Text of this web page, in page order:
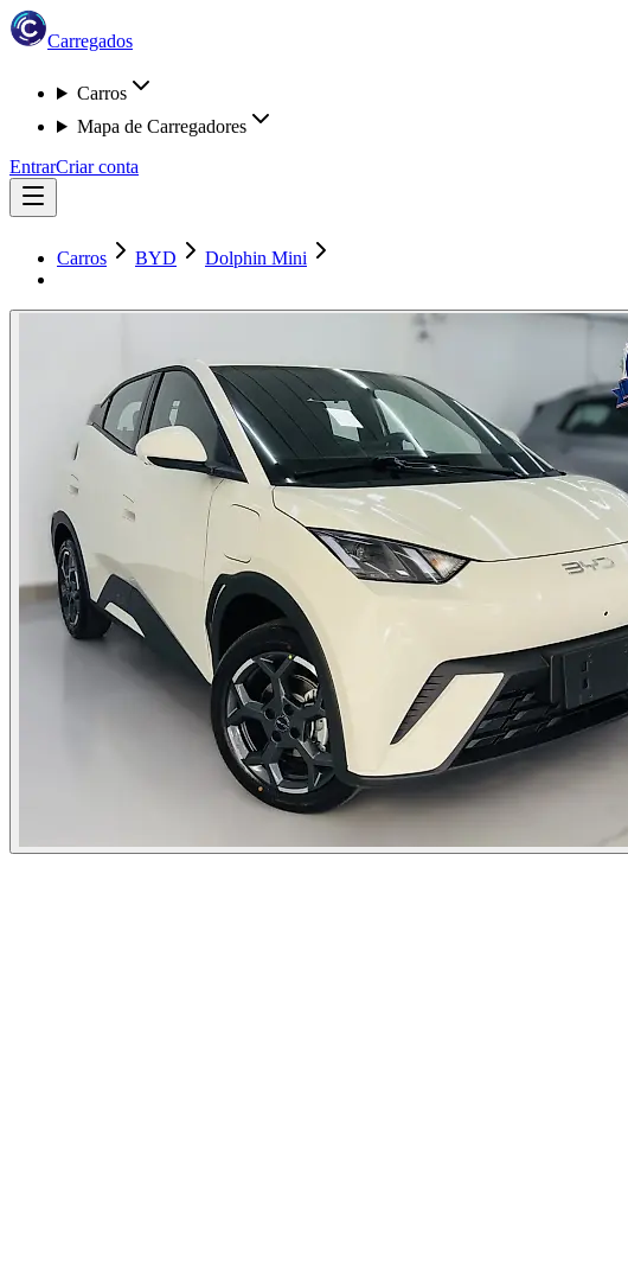
Carregados
Carros
Mapa de Carregadores
EntrarCriar conta
Carros BYD Dolphin Mini